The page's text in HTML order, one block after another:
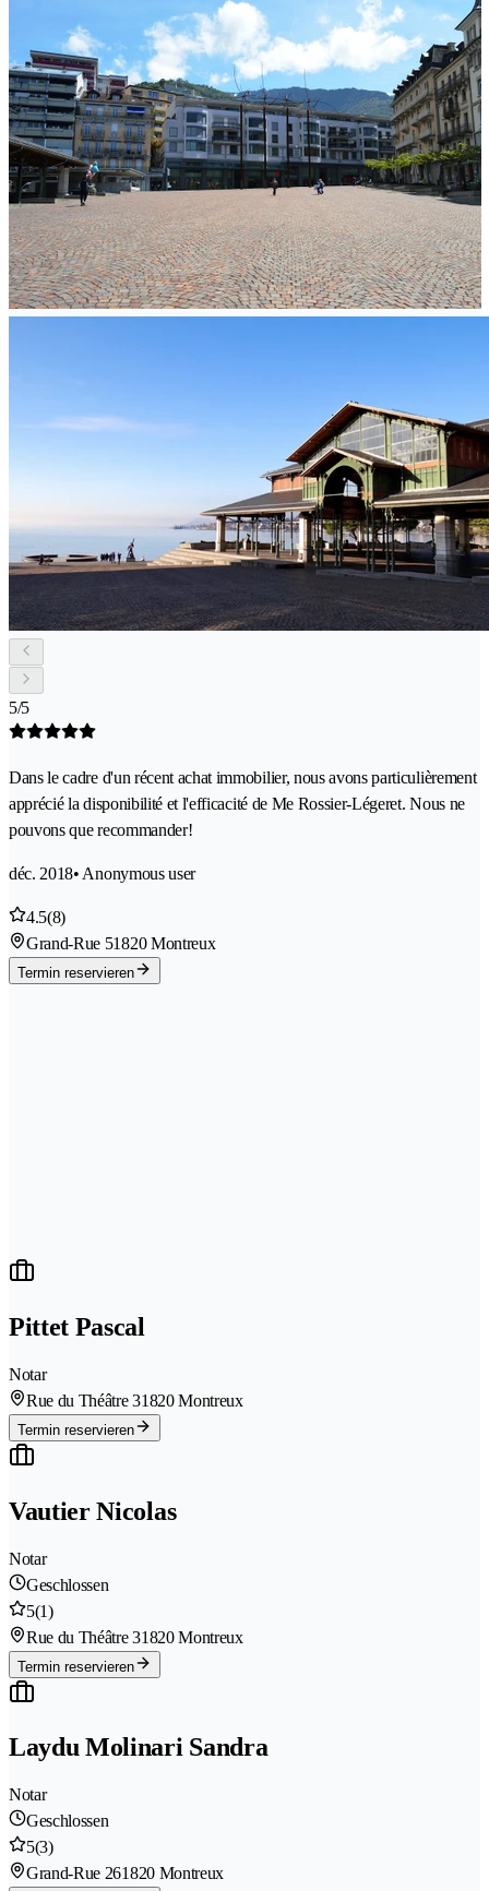
5/5
Dans le cadre d'un récent achat immobilier, nous avons particulièrement
apprécié la disponibilité et l'efficacité de Me Rossier-Légeret. Nous ne
pouvons que recommander!
déc. 2018• Anonymous user
4.5(8)
Grand-Rue 51820 Montreux
Termin reservieren
Pittet Pascal
Notar
Rue du Théâtre 31820 Montreux
Termin reservieren
Vautier Nicolas
Notar
Geschlossen
5(1)
Rue du Théâtre 31820 Montreux
Termin reservieren
Laydu Molinari Sandra
Notar
Geschlossen
5(3)
Grand-Rue 261820 Montreux